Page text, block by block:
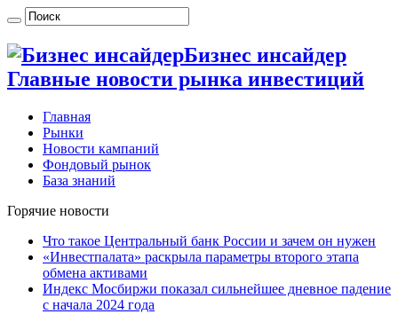
Бизнес инсайдер
Главные новости рынка инвестиций
Главная
Рынки
Новости кампаний
Фондовый рынок
База знаний
Горячие новости
Что такое Центральный банк России и зачем он нужен
«Инвестпалата» раскрыла параметры второго этапа
обмена активами
Индекс Мосбиржи показал сильнейшее дневное падение
с начала 2024 года